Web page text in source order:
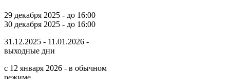
29 декабря 2025 - до 16:00
30 декабря 2025 - до 16:00
31.12.2025 - 11.01.2026 -
выходные дни
с 12 января 2026 - в обычном
режиме